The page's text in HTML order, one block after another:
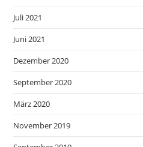
Juli 2021
Juni 2021
Dezember 2020
September 2020
März 2020
November 2019